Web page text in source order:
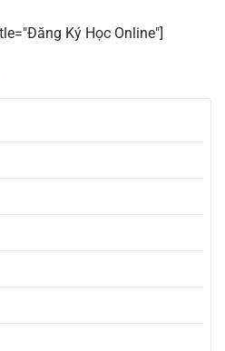
Ký Học Online"]